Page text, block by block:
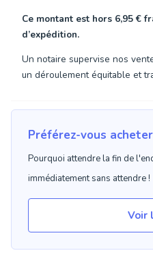
Ce montant est hors 6,95 €
d’expédition.
Un notaire supervise nos
un déroulement équitable et
Préférez-vous
Pourquoi attendre la fin de
immédiatement sans attendre !
Voir